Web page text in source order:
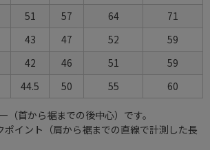
51 57 64
71
43 47 52
59
42 46 51
59
44.5 50 55 60
首から裾までの後中心）です。
イント（肩から裾までの直線で計測した長